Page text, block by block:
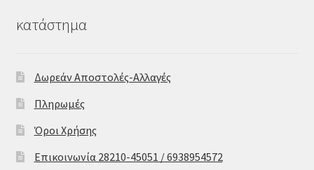
κατάστημα
Δωρεάν Αποστολές-Αλλαγές
Πληρωμές
Όροι Χρήσης
Επικοινωνία 28210-45051 / 6938954572